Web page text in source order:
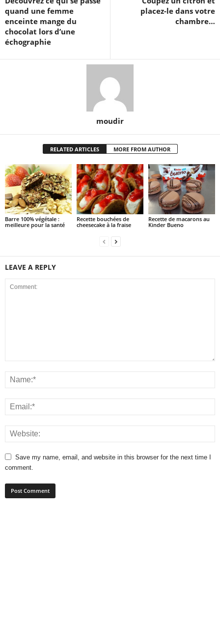
quand une femme
enceinte mange du
chocolat lors d’une
échographie
placez-le dans votre
chambre…
moudir
RELATED ARTICLES MORE FROM AUTHOR
Barre 100% végétale :
meilleure pour la santé
Recette bouchées de
cheesecake à la fraise
Recette de macarons au
Kinder Bueno
LEAVE A REPLY
Save my name, email, and website in this browser for the next time I
comment.